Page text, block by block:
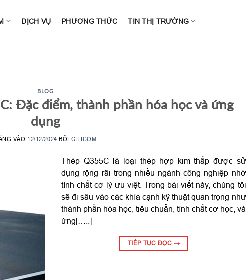
DỊCH VỤ PHƯƠNG THỨC TIN THỊ TRƯỜNG
BLOG
Đặc điểm, thành phần hóa học và ứng
dụng
VÀO 12/12/2024 BỞI CITICOM
Thép Q355C là loại thép hợp kim thấp được sử
dụng rộng rãi trong nhiều ngành công nghiệp nhờ
tính chất cơ lý ưu việt. Trong bài viết này, chúng tôi
sẽ đi sâu vào các khía cạnh kỹ thuật quan trọng như
thành phần hóa học, tiêu chuẩn, tính chất cơ học, và
ứng[…..]
TIẾP TỤC ĐỌC →